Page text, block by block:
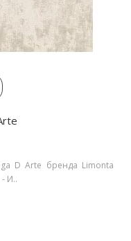
D Arte бренда Limonta
И..